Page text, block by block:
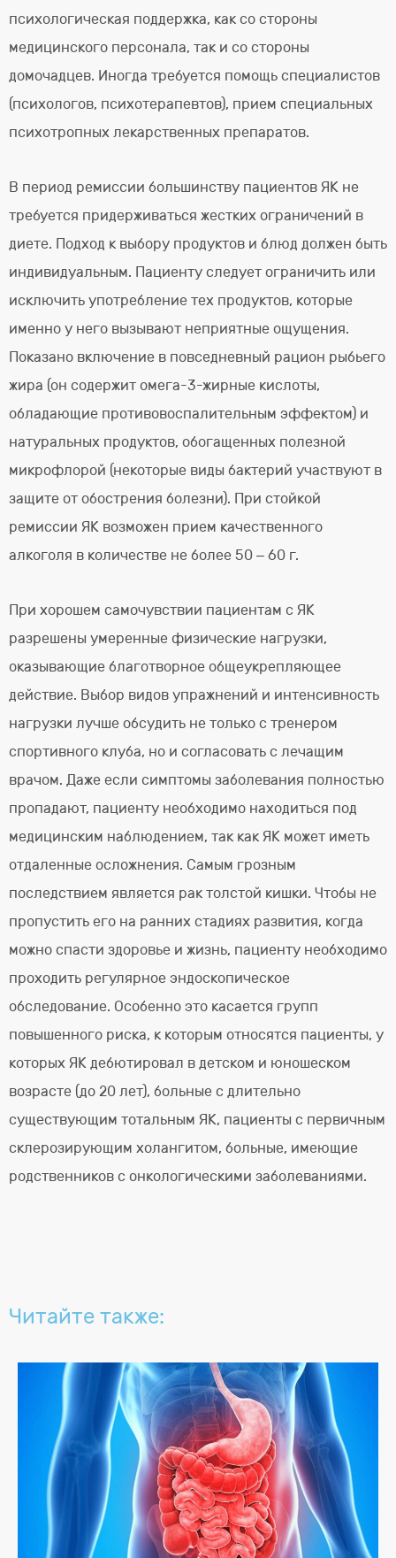
психологическая поддержка, как со стороны
медицинского персонала, так и со стороны
домочадцев. Иногда требуется помощь специалистов
(психологов, психотерапевтов), прием специальных
психотропных лекарственных препаратов.
В период ремиссии большинству пациентов ЯК не
требуется придерживаться жестких ограничений в
диете. Подход к выбору продуктов и блюд должен быть
индивидуальным. Пациенту следует ограничить или
исключить употребление тех продуктов, которые
именно у него вызывают неприятные ощущения.
Показано включение в повседневный рацион рыбьего
жира (он содержит омега-3-жирные кислоты,
обладающие противовоспалительным эффектом) и
натуральных продуктов, обогащенных полезной
микрофлорой (некоторые виды бактерий участвуют в
защите от обострения болезни). При стойкой
ремиссии ЯК возможен прием качественного
алкоголя в количестве не более 50 – 60 г.
При хорошем самочувствии пациентам с ЯК
разрешены умеренные физические нагрузки,
оказывающие благотворное общеукрепляющее
действие. Выбор видов упражнений и интенсивность
нагрузки лучше обсудить не только с тренером
спортивного клуба, но и согласовать с лечащим
врачом. Даже если симптомы заболевания полностью
пропадают, пациенту необходимо находиться под
медицинским наблюдением, так как ЯК может иметь
отдаленные осложнения. Самым грозным
последствием является рак толстой кишки. Чтобы не
пропустить его на ранних стадиях развития, когда
можно спасти здоровье и жизнь, пациенту необходимо
проходить регулярное эндоскопическое
обследование. Особенно это касается групп
повышенного риска, к которым относятся пациенты, у
которых ЯК дебютировал в детском и юношеском
возрасте (до 20 лет), больные с длительно
существующим тотальным ЯК, пациенты с первичным
склерозирующим холангитом, больные, имеющие
родственников с онкологическими заболеваниями.
Читайте также: